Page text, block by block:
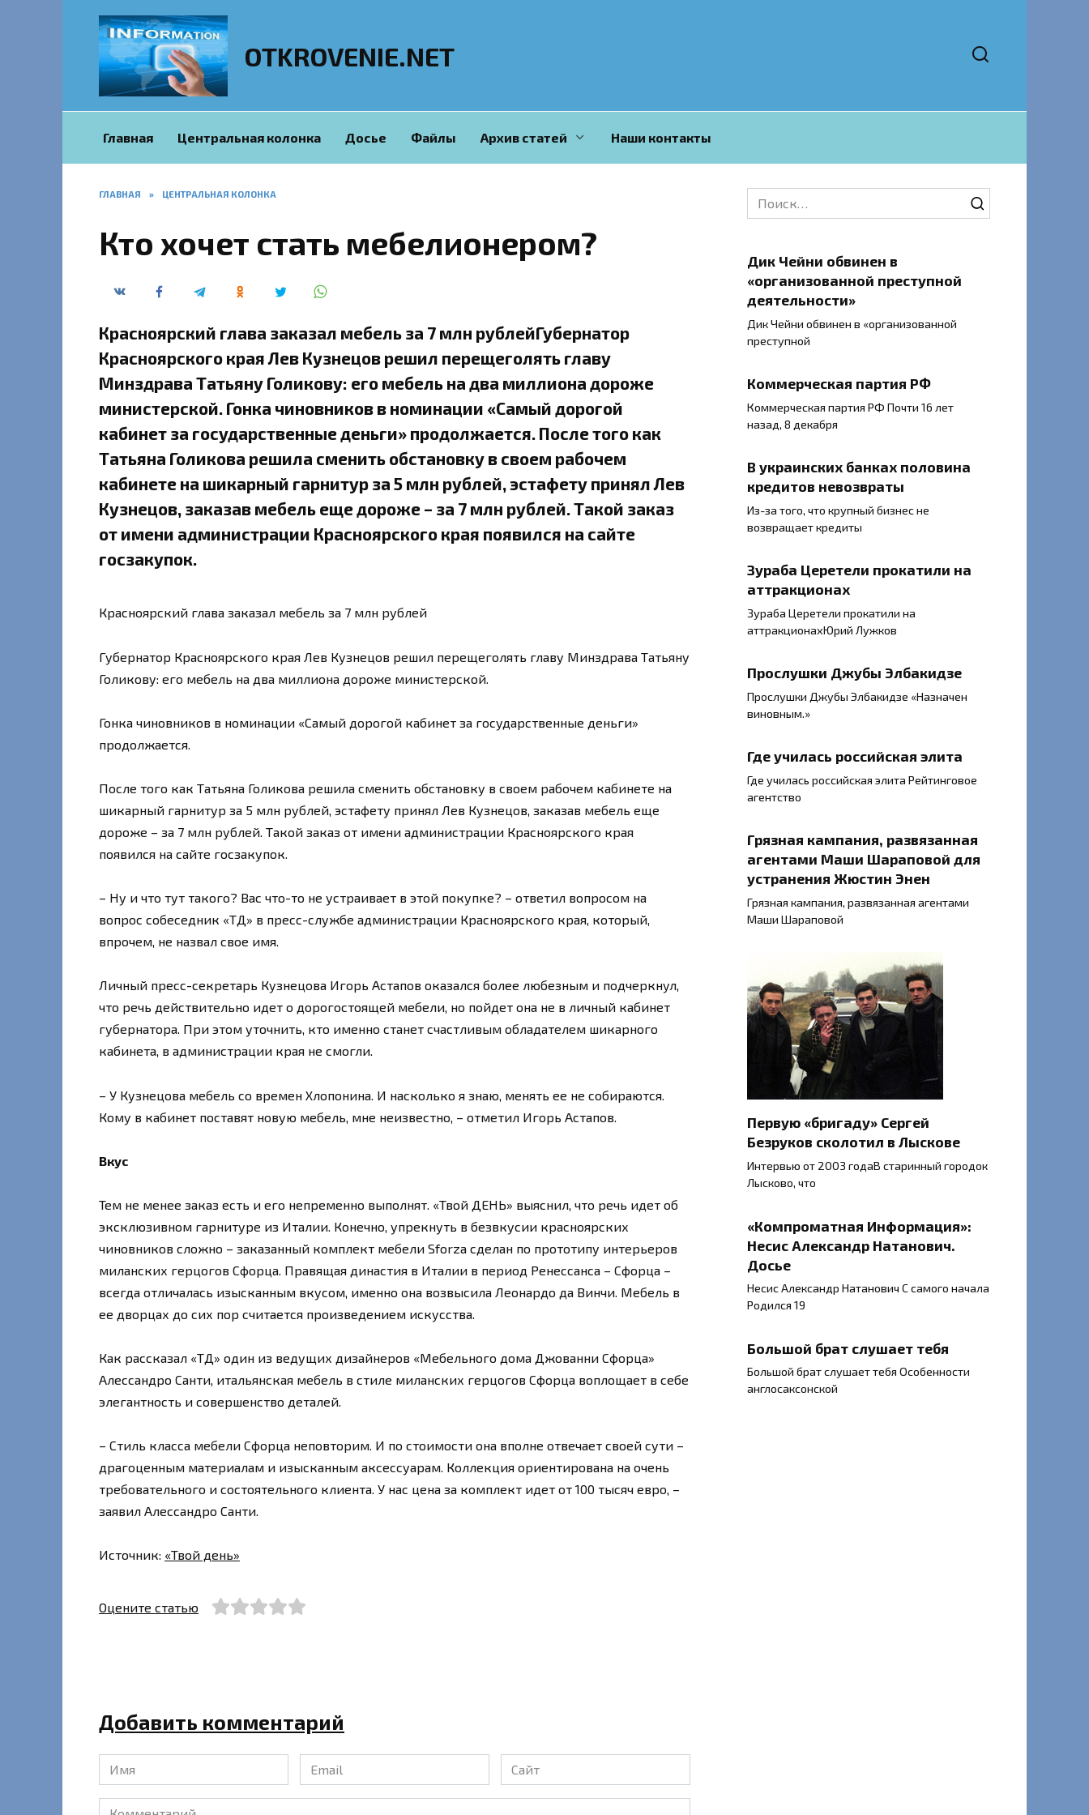
OTKROVENIE.NET
Главная Центральная колонка Досье Файлы Архив статей Наши контакты
ГЛАВНАЯ » ЦЕНТРАЛЬНАЯ КОЛОНКА
Кто хочет стать мебелионером?
Красноярский глава заказал мебель за 7 млн рублейГубернатор
Красноярского края Лев Кузнецов решил перещеголять главу
Минздрава Татьяну Голикову: его мебель на два миллиона дороже
министерской. Гонка чиновников в номинации «Самый дорогой
кабинет за государственные деньги» продолжается. После того как
Татьяна Голикова решила сменить обстановку в своем рабочем
кабинете на шикарный гарнитур за 5 млн рублей, эстафету принял Лев
Кузнецов, заказав мебель еще дороже – за 7 млн рублей. Такой заказ
от имени администрации Красноярского края появился на сайте
госзакупок.
Красноярский глава заказал мебель за 7 млн рублей
Губернатор Красноярского края Лев Кузнецов решил перещеголять главу Минздрава Татьяну
Голикову: его мебель на два миллиона дороже министерской.
Гонка чиновников в номинации «Самый дорогой кабинет за государственные деньги»
продолжается.
После того как Татьяна Голикова решила сменить обстановку в своем рабочем кабинете на
шикарный гарнитур за 5 млн рублей, эстафету принял Лев Кузнецов, заказав мебель еще
дороже – за 7 млн рублей. Такой заказ от имени администрации Красноярского края
появился на сайте госзакупок.
– Ну и что тут такого? Вас что-то не устраивает в этой покупке? – ответил вопросом на
вопрос собеседник «ТД» в пресс-службе администрации Красноярского края, который,
впрочем, не назвал свое имя.
Личный пресс-секретарь Кузнецова Игорь Астапов оказался более любезным и подчеркнул,
что речь действительно идет о дорогостоящей мебели, но пойдет она не в личный кабинет
губернатора. При этом уточнить, кто именно станет счастливым обладателем шикарного
кабинета, в администрации края не смогли.
– У Кузнецова мебель со времен Хлопонина. И насколько я знаю, менять ее не собираются.
Кому в кабинет поставят новую мебель, мне неизвестно, – отметил Игорь Астапов.
Вкус
Тем не менее заказ есть и его непременно выполнят. «Твой ДЕНЬ» выяснил, что речь идет об
эксклюзивном гарнитуре из Италии. Конечно, упрекнуть в безвкусии красноярских
чиновников сложно – заказанный комплект мебели Sforza сделан по прототипу интерьеров
миланских герцогов Сфорца. Правящая династия в Италии в период Ренессанса – Сфорца –
всегда отличалась изысканным вкусом, именно она возвысила Леонардо да Винчи. Мебель в
ее дворцах до сих пор считается произведением искусства.
Как рассказал «ТД» один из ведущих дизайнеров «Мебельного дома Джованни Сфорца»
Алессандро Санти, итальянская мебель в стиле миланских герцогов Сфорца воплощает в себе
элегантность и совершенство деталей.
– Стиль класса мебели Сфорца неповторим. И по стоимости она вполне отвечает своей сути –
драгоценным материалам и изысканным аксессуарам. Коллекция ориентирована на очень
требовательного и состоятельного клиента. У нас цена за комплект идет от 100 тысяч евро, –
заявил Алессандро Санти.
Источник: «Твой день»
Оцените статью
Добавить комментарий
Имя
*
Email
*
Сайт
Комментарий
Search
for:
Дик Чейни обвинен в
«организованной преступной
деятельности»
Дик Чейни обвинен в «организованной
преступной
Коммерческая партия РФ
Коммерческая партия РФ Почти 16 лет
назад, 8 декабря
В украинских банках половина
кредитов невозвраты
Из-за того, что крупный бизнес не
возвращает кредиты
Зураба Церетели прокатили на
аттракционах
Зураба Церетели прокатили на
аттракционахЮрий Лужков
Прослушки Джубы Элбакидзе
Прослушки Джубы Элбакидзе «Назначен
виновным.»
Где училась российская элита
Где училась российская элита Рейтинговое
агентство
Грязная кампания, развязанная
агентами Маши Шараповой для
устранения Жюстин Энен
Грязная кампания, развязанная агентами
Маши Шараповой
Первую «бригаду» Сергей
Безруков сколотил в Лыскове
Интервью от 2003 годаВ старинный городок
Лысково, что
«Компроматная Информация»:
Несис Александр Натанович.
Досье
Несис Александр Натанович С самого начала
Родился 19
Большой брат слушает тебя
Большой брат слушает тебя Особенности
англосаксонской